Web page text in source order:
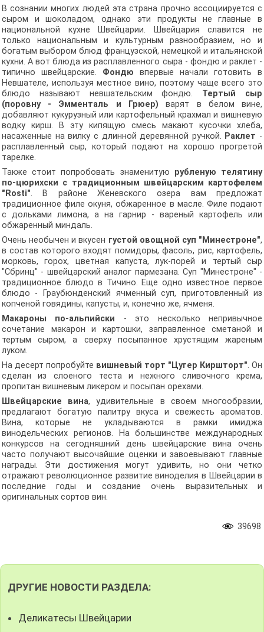
В сознании многих людей эта страна прочно ассоциируется с
сыром и шоколадом, однако эти продукты не главные в
национальной кухне Швейцарии. Швейцария славится не
только национальным и культурным разнообразием, но и
богатым выбором блюд французской, немецкой и итальянской
кухни. А вот блюда из расплавленного сыра - фондю и раклет -
типично швейцарские. Фондю впервые начали готовить в
Невшателе, используя местное вино, поэтому чаще всего это
блюдо называют невшательским фондю. Тертый сыр
(поровну - Эмменталь и Грюер) варят в белом вине,
добавляют кукурузный или картофельный крахмал и вишневую
водку кирш. В эту кипящую смесь макают кусочки хлеба,
насаженные на вилку с длинной деревянной ручкой. Раклет -
расплавленный сыр, который подают на хорошо прогретой
тарелке.
Также стоит попробовать знаменитую рубленую телятину
по-цюрихски с традиционным швейцарским картофелем
"Rosti". В районе Женевского озера вам предложат
традиционное филе окуня, обжаренное в масле. Филе подают
с дольками лимона, а на гарнир - вареный картофель или
обжаренный миндаль.
Очень необычен и вкусен густой овощной суп "Минестроне",
в состав которого входят помидоры, фасоль, рис, картофель,
морковь, горох, цветная капуста, лук-порей и тертый сыр
"Сбринц" - швейцарский аналог пармезана. Суп "Минестроне" -
традиционное блюдо в Тичино. Еще одно известное первое
блюдо - Граубюнденский ячменный суп, приготовленный из
копченой говядины, капусты, и, конечно же, ячменя.
Макароны по-альпийски - это несколько непривычное
сочетание макарон и картошки, заправленное сметаной и
тертым сыром, а сверху посыпанное хрустящим жареным
луком.
На десерт попробуйте вишневый торт "Цугер Киршторт". Он
сделан из слоеного теста и нежного сливочного крема,
пропитан вишневым ликером и посыпан орехами.
Швейцарские вина, удивительные в своем многообразии,
предлагают богатую палитру вкуса и свежесть ароматов.
Вина, которые не укладываются в рамки имиджа
винодельческих регионов. На большинстве международных
конкурсов на сегодняшний день швейцарские вина очень
часто получают высочайшие оценки и завоевывают главные
награды. Эти достижения могут удивить, но они четко
отражают революционное развитие виноделия в Швейцарии в
последние годы и создание очень выразительных и
оригинальных сортов вин.
39698
ДРУГИЕ НОВОСТИ РАЗДЕЛА:
Деликатесы Швейцарии